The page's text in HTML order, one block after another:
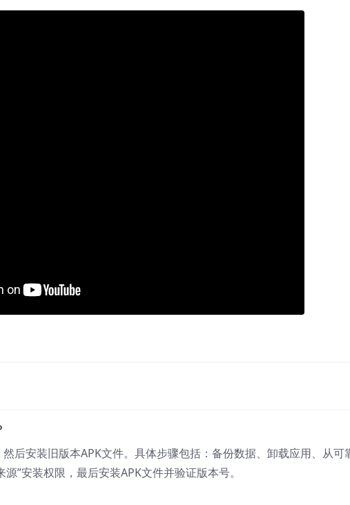
后安装旧版本APK文件。具体步骤包括：备份数据、卸载应用、从可
”安装权限，最后安装APK文件并验证版本号。